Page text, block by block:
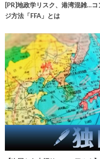
[PR]地政学リスク、港湾混雑…
ジ方法「FFA」とは